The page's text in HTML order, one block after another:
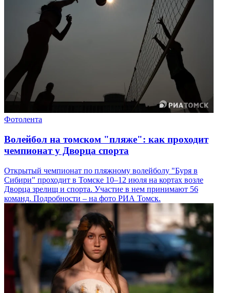
Фотолента
Волейбол на томском "пляже": как проходит
чемпионат у Дворца спорта
Открытый чемпионат по пляжному волейболу "Буря в
Сибири" проходит в Томске 10–12 июля на кортах возле
Дворца зрелищ и спорта. Участие в нем принимают 56
команд. Подробности – на фото РИА Томск.